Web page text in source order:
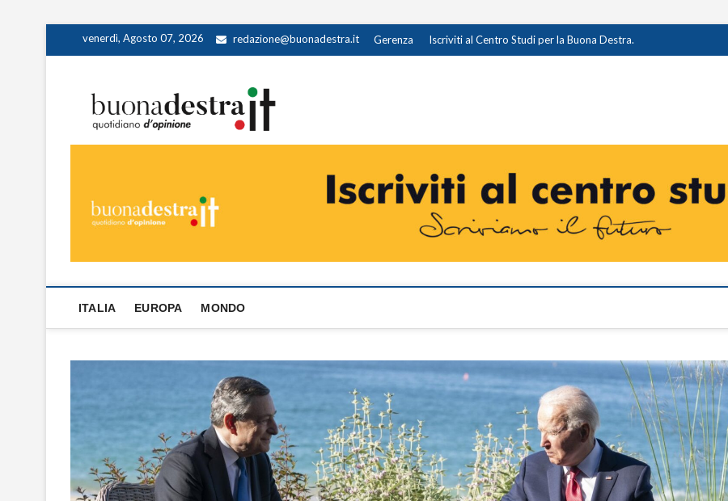
venerdì, Agosto 07, 2026 redazione@buonadestra.it Gerenza Iscriviti al Centro Studi per la Buona Destra.
ITALIA EUROPA MONDO